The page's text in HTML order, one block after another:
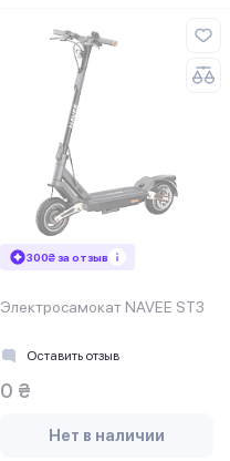
300₴ за отзыв
Электросамокат NAVEE ST3
Оставить отзыв
0 ₴
Нет в наличии